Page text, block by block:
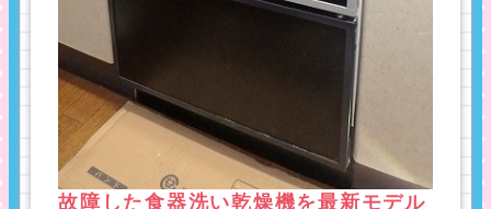
故障した食器洗い乾燥機を最新モデル